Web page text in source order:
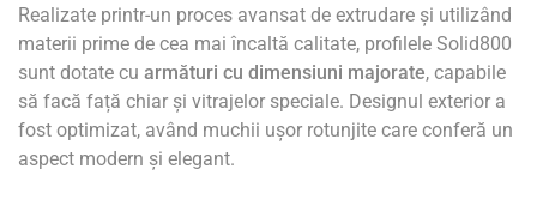
Realizate printr-un proces avansat de extrudare și utilizând
materii prime de cea mai încaltă calitate, profilele Solid800
sunt dotate cu armături cu dimensiuni majorate, capabile
să facă față chiar și vitrajelor speciale. Designul exterior a
fost optimizat, având muchii ușor rotunjite care conferă un
aspect modern și elegant.